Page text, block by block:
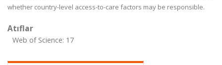
whether country-level access-to-care factors may be responsible.
Atıflar
Web of Science: 17